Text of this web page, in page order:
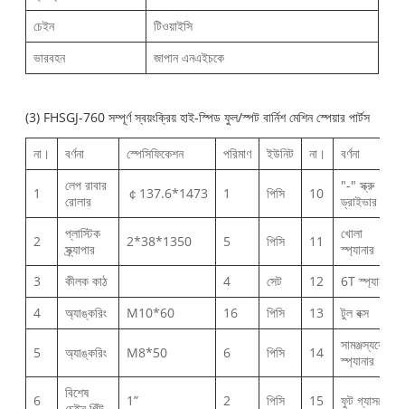
চেইন
টিওয়াইসি
ভারবহন
জাপান এনএইচকে
(3) FHSGJ-760 সম্পূর্ণ স্বয়ংক্রিয় হাই-স্পিড ফুল/স্পট বার্নিশ মেশিন স্পেয়ার পার্টস
না। বর্ণনা স্পেসিফিকেশন পরিমাণ ইউনিট না। বর্ণনা
1
লেপ রাবার
রোলার
￠137.6*1473 1 পিসি 10
"-" স্ক্রু
ড্রাইভার
2
প্লাস্টিক
স্ক্র্যাপার
2*38*1350 5 পিসি 11
খোলা
স্প্যানার
3
কীলক কাঠ 4 সেট 12
6T স্প্যানার
4
অ্যাঙ্করিং M10*60 16 পিসি 13 টুল বক্স
5 অ্যাঙ্করিং M8*50 6 পিসি 14
সামঞ্জস্যযোগ্য
স্প্যানার
6
বিশেষ
1” 2 পিসি 15 ফুট গ্যাসকেট